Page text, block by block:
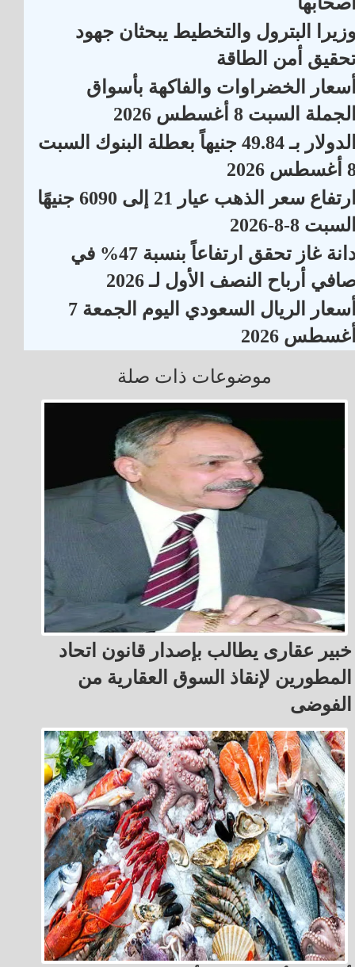
البترول والتخطيط يبحثان جهود
أمن الطاقة
الخضراوات والفاكهة بأسواق
السبت 8 أغسطس 2026
الدولار بـ 49.84 جنيهاً بعطلة البنوك السبت
2026
ارتفاع سعر الذهب عيار 21 إلى 6090 جنيهًا
8-8-2026
دانة غاز تحقق ارتفاعاً بنسبة 47% في
أرباح النصف الأول لـ 2026
أسعار الريال السعودي اليوم الجمعة 7
2026
موضوعات ذات صلة
خبير عقارى يطالب بإصدار قانون اتحاد
المطورين لإنقاذ السوق العقارية من
الفوضى